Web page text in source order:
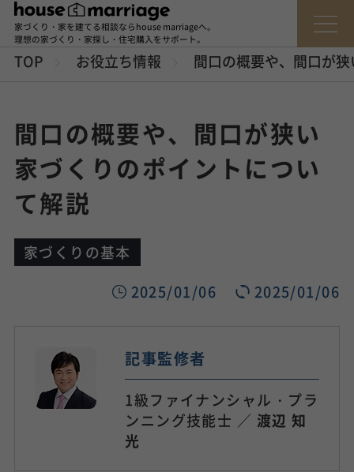
家づくり・家を建てる相談ならhouse marriageへ。
理想の家づくり・家探し・住宅購入をサポート。
TOP お役立ち情報 間口の概要や、間口が
間口の概要や、間口が狭い
家づくりのポイントについ
て解説
家づくりの基本
2025/01/06
2025/01/06
記事監修者
1級ファイナンシャル・プラ
ンニング技能士 ／ 渡辺 知
光